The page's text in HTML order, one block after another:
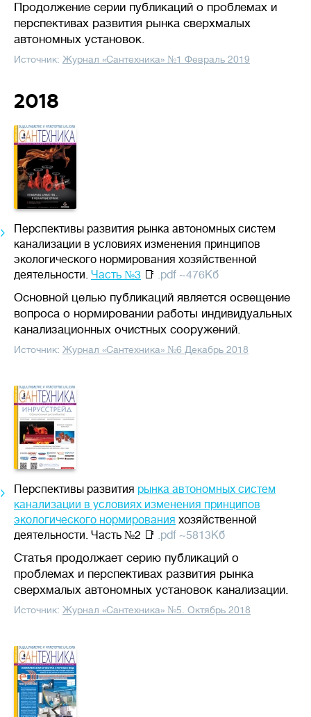
Продолжение серии публикаций о проблемах и
перспективах развития рынка сверхмалых
автономных установок.
Источник: Журнал «Сантехника» №1 Февраль 2019
2018
Перспективы развития рынка автономных систем
канализации в условиях изменения принципов
экологического нормирования хозяйственной
деятельности. Часть №3 📑 .pdf ~476Кб
Основной целью публикаций является освещение
вопроса о нормировании работы индивидуальных
канализационных очистных сооружений.
Источник: Журнал «Сантехника» №6 Декабрь 2018
Перспективы развития рынка автономных систем
канализации в условиях изменения принципов
экологического нормирования хозяйственной
деятельности. Часть №2 📑 .pdf ~5813Кб
Статья продолжает серию публикаций о
проблемах и перспективах развития рынка
сверхмалых автономных установок канализации.
Источник: Журнал «Сантехника» №5. Октябрь 2018